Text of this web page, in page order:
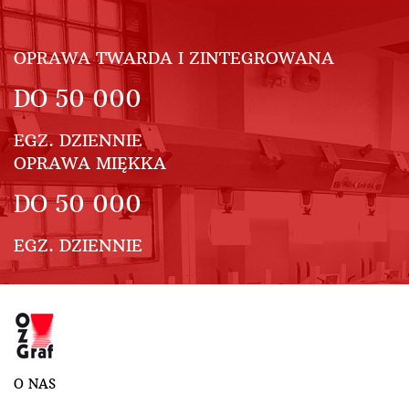
OPRAWA TWARDA I ZINTEGROWANA
DO50 000
EGZ. DZIENNIE
OPRAWA MIĘKKA
DO50 000
EGZ. DZIENNIE
O NAS